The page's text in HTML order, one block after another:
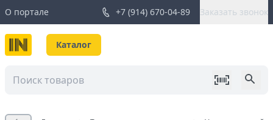
О портале +7 (914) 670-04-89 Заказать звонок
Каталог